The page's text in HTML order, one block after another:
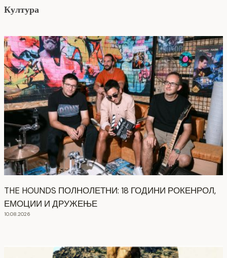
Култура
THE HOUNDS ПОЛНОЛЕТНИ: 18 ГОДИНИ РОКЕНРОЛ,
ЕМОЦИИ И ДРУЖЕЊЕ
10.08.2026